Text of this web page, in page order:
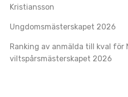
Kristiansson
Ungdomsmästerskapet 2026
Ranking av anmälda till kval för
viltspårsmästerskapet 2026